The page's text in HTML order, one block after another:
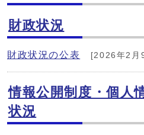
財政状況
財政状況の公表 [2026年2月
情報公開制度・個人
状況